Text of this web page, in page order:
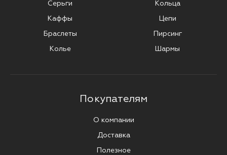
Серьги
Каффы
Браслеты
Колье
Кольца
Цепи
Пирсинг
Шармы
Покупателям
О компании
Доставка
Полезное